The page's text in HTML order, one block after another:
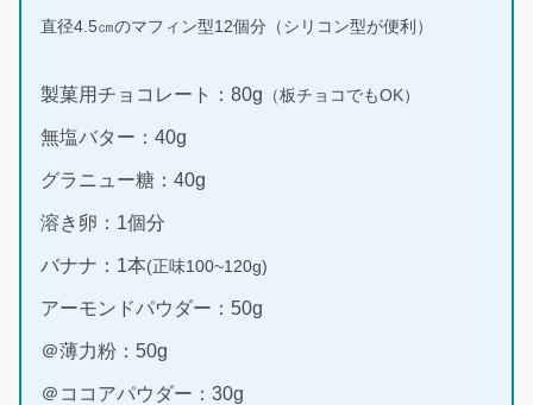
直径4.5㎝のマフィン型12個分 （シリコン型が便利）
製菓用チョコレート：80g （板チョコでもOK）
無塩バター：40g
グラニュー糖：40g
溶き卵：1個分
バナナ：1本(正味100~120g)
アーモンドパウダー：50g
＠薄力粉：50g
＠ココアパウダー：30g